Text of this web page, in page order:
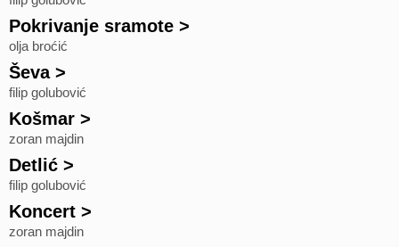
Pokrivanje sramote >
olja broćić
Ševa>
filip golubović
Košmar >
zoran majdin
Detlić >
filip golubović
Koncert >
zoran majdin